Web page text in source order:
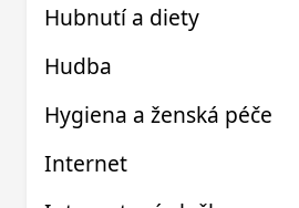
Hubnutí a diety
Hudba
Hygiena a ženská péče
Internet